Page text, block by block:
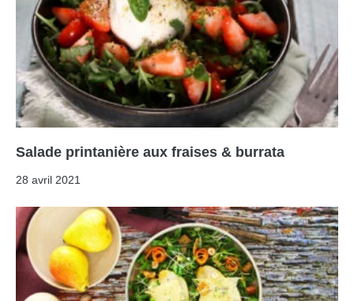
Salade printanière aux fraises & burrata
28 avril 2021